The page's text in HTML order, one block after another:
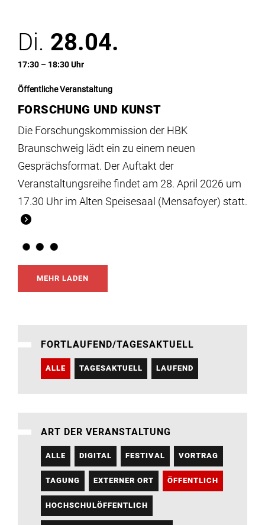
Di. 28.04.
17:30 – 18:30 Uhr
Öffentliche Veranstaltung
FORSCHUNG UND KUNST
Die Forschungskommission der HBK
Braunschweig lädt ein zu einem neuen
Gesprächsformat. Der Auftakt der
Veranstaltungsreihe findet am 28. April 2026 um
17.30 Uhr im Alten Speisesaal (Mensafoyer) statt.
MEHR LADEN
FORTLAUFEND/TAGESAKTUELL
ALLE TAGESAKTUELL LAUFEND
ART DER VERANSTALTUNG
ALLE DIGITAL FESTIVAL VORTRAG
TAGUNG EXTERNER ORT ÖFFENTLICH
HOCHSCHULÖFFENTLICH